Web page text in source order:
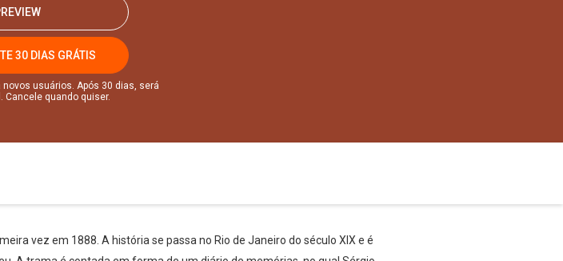
30 DIAS GRÁTIS
novos usuários. Após 30 dias, será
Cancele quando quiser.
vez em 1888. A história se passa no Rio de Janeiro do século XIX e é